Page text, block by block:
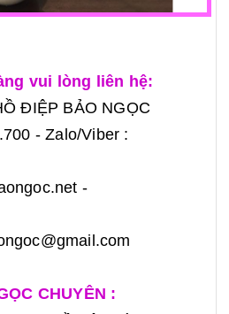
vui lòng liên hệ:
ĐIỆP BẢO NGỌC
- Zalo/Viber :
-
CHUYÊN :